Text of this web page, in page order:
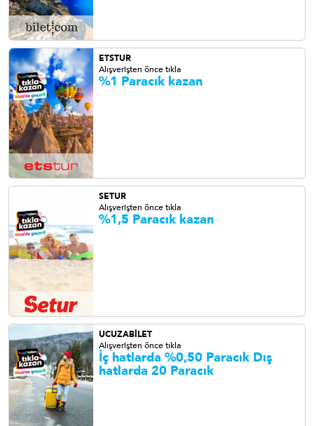
ETSTUR
Alışverişten önce tıkla
%1 Paracık kazan
SETUR
Alışverişten önce tıkla
%1,5 Paracık kazan
UCUZABİLET
Alışverişten önce tıkla
İç hatlarda %0,50 Paracık Dış
hatlarda 20 Paracık